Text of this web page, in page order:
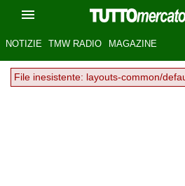
NOTIZIE TMW RADIO MAGAZINE
File inesistente: layouts-common/